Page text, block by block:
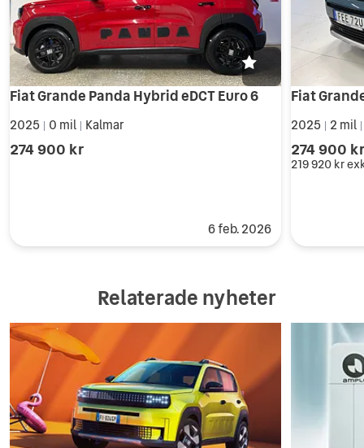
Fiat Grande Panda Hybrid eDCT Euro 6
2025 0 mil Kalmar
274 900 kr
6 feb. 2026
2025 2 mil
274 900
219 920 kr
Relaterade nyheter